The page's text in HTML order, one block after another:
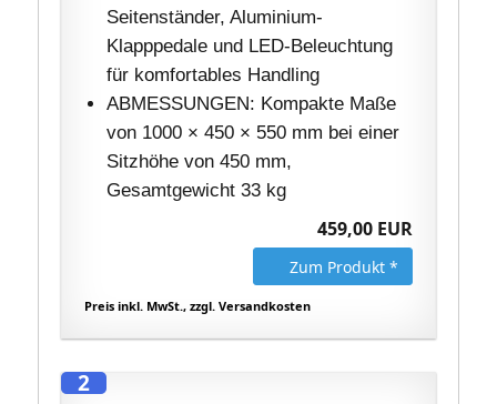
Seitenständer, Aluminium-
Klapppedale und LED-Beleuchtung
für komfortables Handling
ABMESSUNGEN: Kompakte Maße
von 1000 × 450 × 550 mm bei einer
Sitzhöhe von 450 mm,
Gesamtgewicht 33 kg
459,00 EUR
Zum Produkt *
Preis inkl. MwSt., zzgl. Versandkosten
2